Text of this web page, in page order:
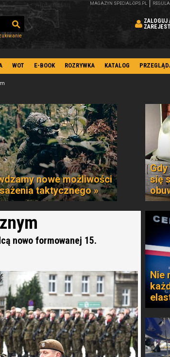
ZALOGUJ
MAGAZYN SPECIAL-OPS.PL
WOT E-BOOK ROZRYWKA KATALOG
nowe możliwości
taktycznego »
się
nowo formowanej 15.
Nie